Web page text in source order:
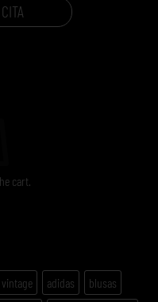
cart.
adidas
blusas